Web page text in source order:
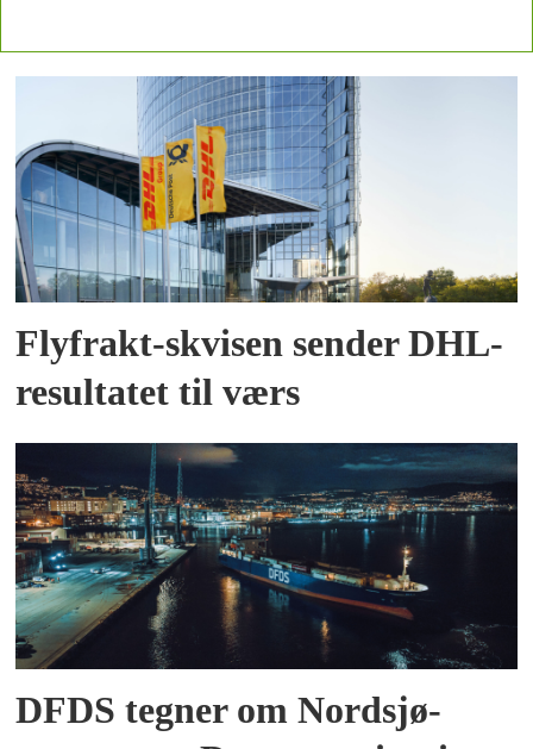
Flyfrakt-skvisen sender DHL-
resultatet til værs
DFDS tegner om Nordsjø-